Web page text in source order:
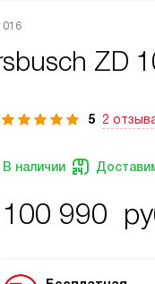
ZD
5 2
В наличии
100 990